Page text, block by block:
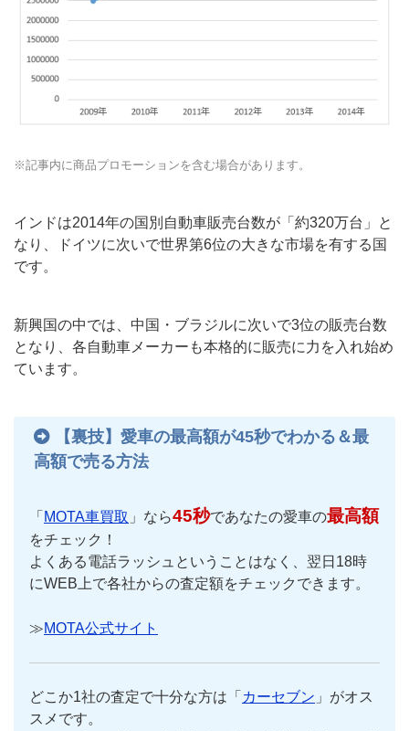
※記事内に商品プロモーションを含む場合があります。
インドは2014年の国別自動車販売台数が「約320万台」と
なり、ドイツに次いで世界第6位の大きな市場を有する国
です。
新興国の中では、中国・ブラジルに次いで3位の販売台数
となり、各自動車メーカーも本格的に販売に力を入れ始め
ています。
【裏技】愛車の最高額が45秒でわかる＆最
高額で売る方法
「 MOTA車買取 」なら45秒であなたの愛車の最高額
をチェック！
よくある電話ラッシュということはなく、翌日18時
にWEB上で各社からの査定額をチェックできます。
≫MOTA公式サイト
どこか1社の査定で十分な方は「 カーセブン 」がオス
スメです。